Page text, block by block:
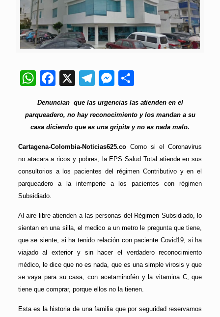
WhatsApp
Facebook
X Telegram
Messenger
Denuncian que las urgencias las atienden en el
parqueadero, no hay reconocimiento y los mandan a su
casa diciendo que es una gripita y no es nada malo.
Cartagena-Colombia-Noticias625.coComo si el Coronavirus
no atacara a ricos y pobres, la EPS Salud Total atiende en sus
consultorios a los pacientes del régimen Contributivo y en el
parqueadero a la intemperie a los pacientes con régimen
Subsidiado.
Al aire libre atienden a las personas del Régimen Subsidiado, lo
sientan en una silla, el medico a un metro le pregunta que tiene,
que se siente, si ha tenido relación con paciente Covid19, si ha
viajado al exterior y sin hacer el verdadero reconocimiento
médico, le dice que no es nada, que es una simple virosis y que
se vaya para su casa, con acetaminofén y la vitamina C, que
tiene que comprar, porque ellos no la tienen.
Esta es la historia de una familia que por seguridad reservamos